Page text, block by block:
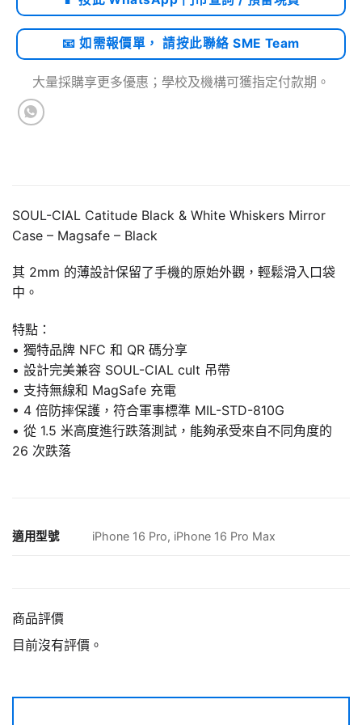
📧 如需報價單， 請按此聯絡 SME Team
大量採購享更多優惠；學校及機構可獲指定付款期。
SOUL-CIAL Catitude Black & White Whiskers Mirror
Case – Magsafe – Black
其 2mm 的薄設計保留了手機的原始外觀，輕鬆滑入口袋
中。
特點：
• 獨特品牌 NFC 和 QR 碼分享
• 設計完美兼容 SOUL-CIAL cult 吊帶
• 支持無線和 MagSafe 充電
• 4 倍防摔保護，符合軍事標準 MIL-STD-810G
• 從 1.5 米高度進行跌落測試，能夠承受來自不同角度的
26 次跌落
適用型號 iPhone 16 Pro, iPhone 16 Pro Max
商品評價
目前沒有評價。